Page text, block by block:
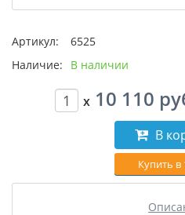
Артикул:
6525
Наличие:
В наличии
x 10 110
В
Купить в